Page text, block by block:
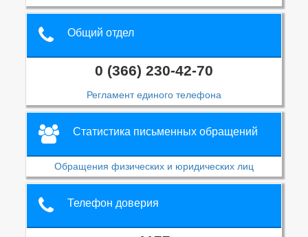
Общий отдел
0 (366) 230-42-70
Регламент единого телефона
Статистика письменных обращений
Обращения физических и юридических лиц
Телефон доверия